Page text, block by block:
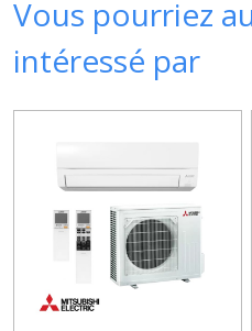
Vous pourriez
intéressé par